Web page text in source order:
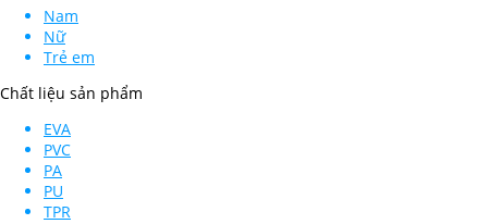
Nam
Nữ
Trẻ em
Chất liệu sản phẩm
EVA
PVC
PA
PU
TPR